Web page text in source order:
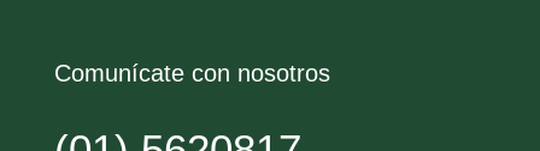
Comunícate con nosotros